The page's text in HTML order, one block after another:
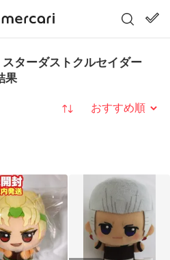
ターダストクルセイダー
果
並び替え